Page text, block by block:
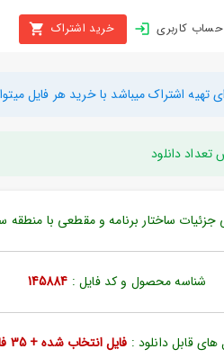
خرید اشتراک
میباشد با خرید هر فایل میتوانید به مدت
دانلود
ساختار برنامه و مقطعی با منطقه سقف
شناسه محصول و کد فایل : 145884
های قابل دانلود : فایل انتخاب شده + 35 فایل دیگر